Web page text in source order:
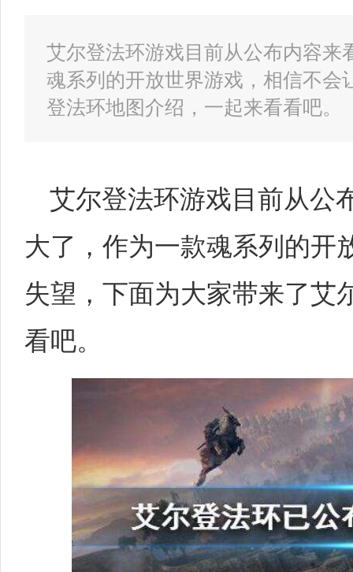
艾尔登法环游戏目前从公布内容
魂系列的开放世界游戏，相信不
登法环地图介绍，一起来看看吧。
艾尔登法环游戏目前从公
大了，作为一款魂系列的开
失望，下面为大家带来了艾
看吧。